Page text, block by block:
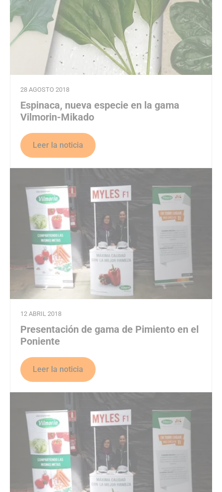
28 AGOSTO 2018
Espinaca, nueva especie en la gama
Vilmorin-Mikado
Leer la noticia
12 ABRIL 2018
Presentación de gama de Pimiento en el
Poniente
Leer la noticia